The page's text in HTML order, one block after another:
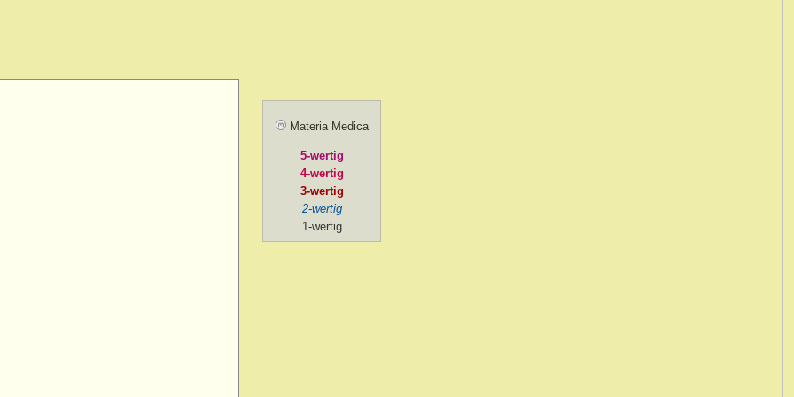
agg.
Materia Medica
5-wertig
4-wertig
3-wertig
2-wertig
1-wertig